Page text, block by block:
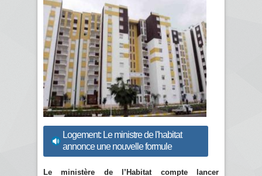
Logement: Le ministre de l'habitat
annonce une nouvelle formule
Le ministère de l’Habitat compte lancer